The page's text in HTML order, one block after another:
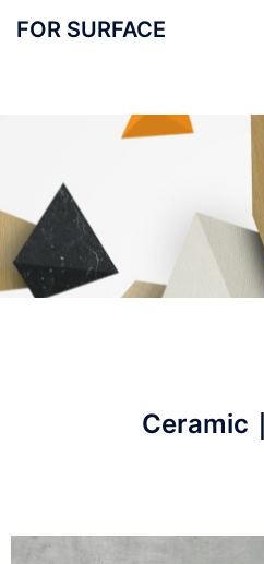
FOR SURFACE
Ceramic